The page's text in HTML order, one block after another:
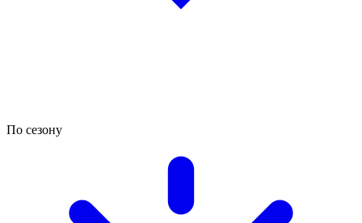
По сезону